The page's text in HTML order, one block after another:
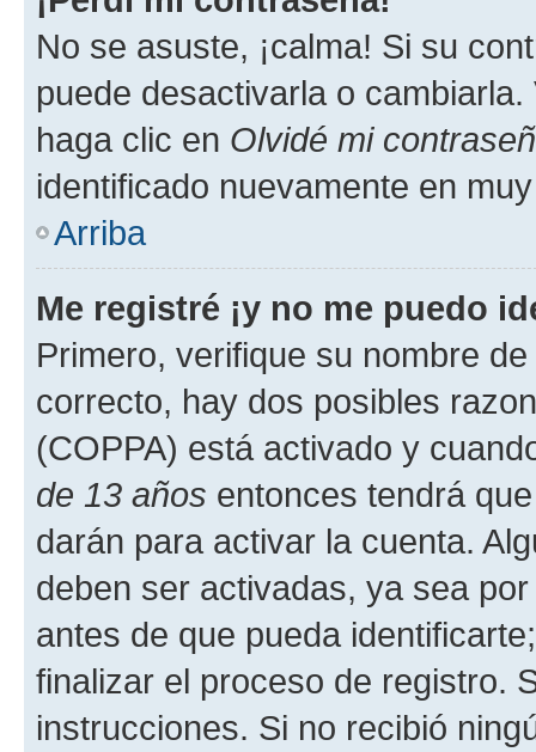
No se asuste, ¡calma! Si su
puede desactivarla o
haga clic en Olvidé mi
identificado nuevamente en
Arriba
Me registré ¡y no me puedo
Primero, verifique su nombre
correcto, hay dos posibles
(COPPA) está activado y
de 13 años entonces tendrá
darán para activar la cuenta.
deben ser activadas, ya sea
antes de que pueda
finalizar el proceso de registro.
instrucciones. Si no recibió